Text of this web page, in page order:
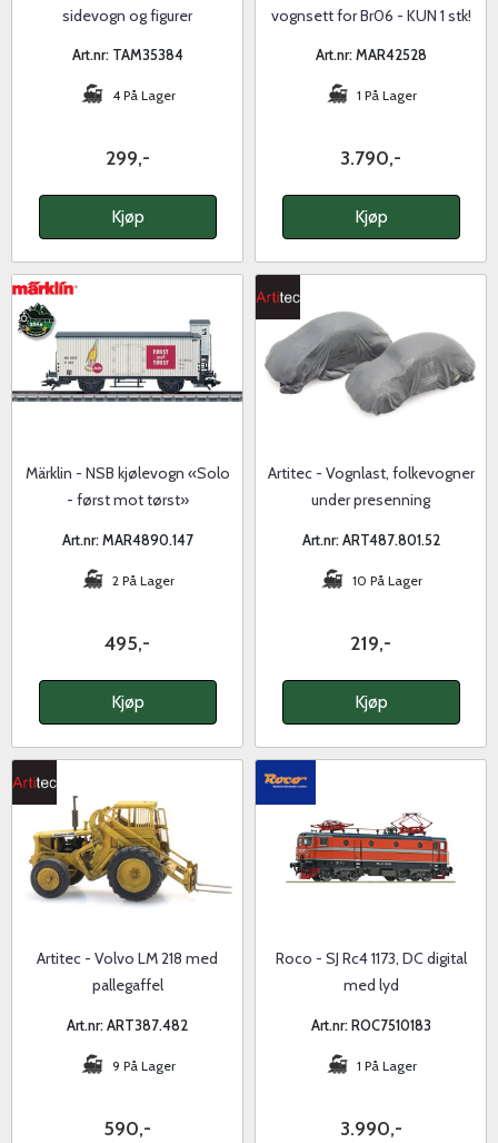
sidevogn og figurer
Art.nr: TAM35384
4 På Lager
299,-
Kjøp
vognsett for Br06 - KUN 1 stk!
Art.nr: MAR42528
1 På Lager
3.790,-
Kjøp
Märklin - NSB kjølevogn «Solo
- først mot tørst»
Art.nr: MAR4890.147
2 På Lager
495,-
Kjøp
Artitec - Vognlast, folkevogner
under presenning
Art.nr: ART487.801.52
10 På Lager
219,-
Kjøp
Artitec - Volvo LM 218 med
pallegaffel
Art.nr: ART387.482
9 På Lager
590,-
Roco - SJ Rc4 1173, DC digital
med lyd
Art.nr: ROC7510183
1 På Lager
3.990,-